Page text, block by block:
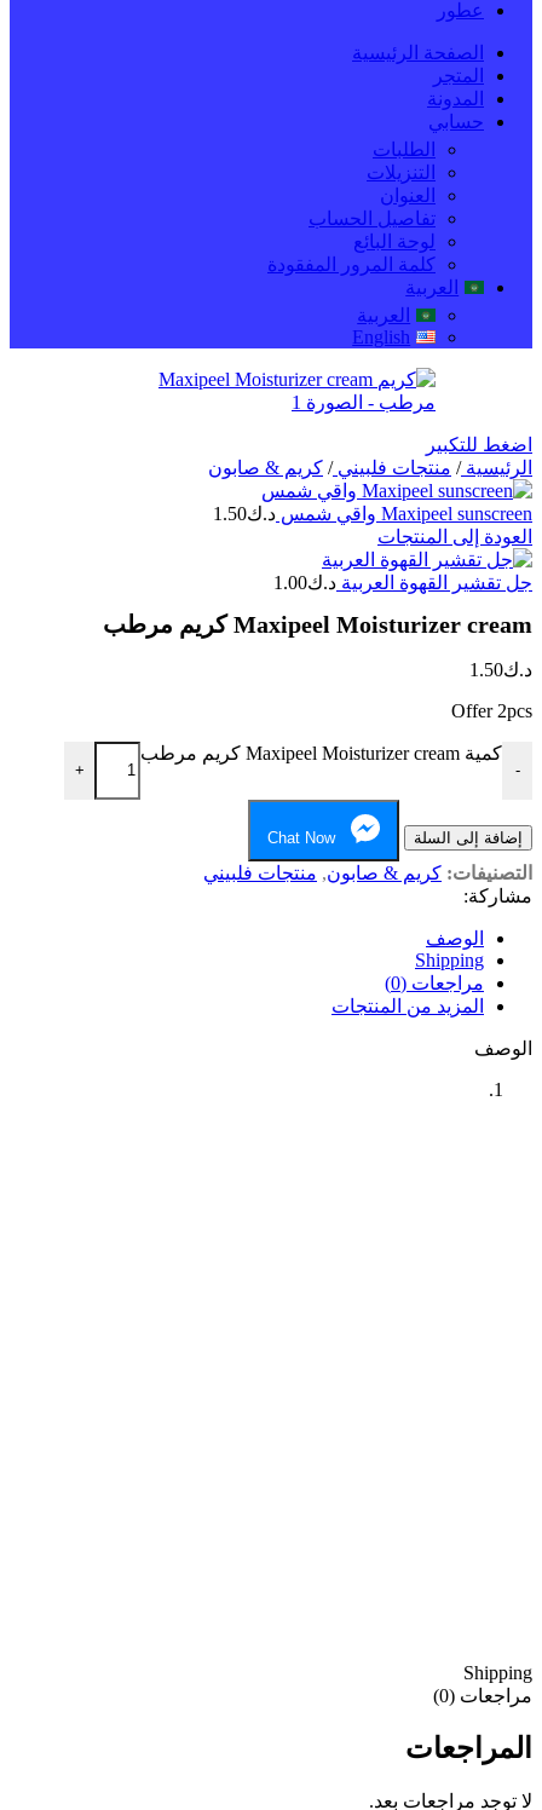
عطور
الصفحة الرئيسية
المتجر
المدونة
حسابي
الطلبات
التنزيلات
العنوان
تفاصيل الحساب
لوحة البائع
كلمة المرور المفقودة
العربية
العربية
English
اضغط للتكبير
الرئيسية/ منتجات فلبيني/ كريم & صابون
Maxipeel sunscreen واقي شمس د.ك1.50
العودة إلى المنتجات
جل تقشير القهوة العربية د.ك1.00
Maxipeel Moisturizer cream كريم مرطب
د.ك1.50
Offer 2pcs
-
كمية Maxipeel Moisturizer cream كريم مرطب
+
إضافة إلى السلة Chat Now
التصنيفات: كريم & صابون, منتجات فلبيني
مشاركة:
الوصف
Shipping
مراجعات (0)
المزيد من المنتجات
الوصف
Shipping
مراجعات (0)
المراجعات
لا توجد مراجعات بعد.